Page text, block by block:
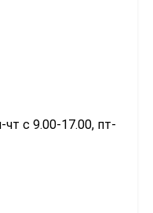
с 9.00-17.00, пт-